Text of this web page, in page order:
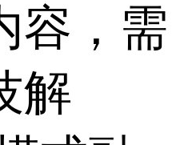
容，需
解